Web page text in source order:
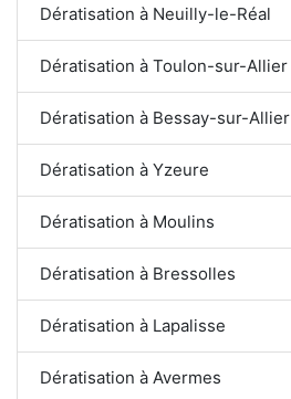
Dératisation à Neuilly-le-Réal
Dératisation à Toulon-sur-Allier
Dératisation à Bessay-sur-Allier
Dératisation à Yzeure
Dératisation à Moulins
Dératisation à Bressolles
Dératisation à Lapalisse
Dératisation à Avermes